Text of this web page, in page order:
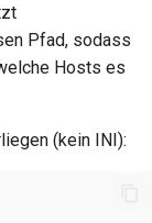
Pfad, sodass
Hosts es
(kein INI):